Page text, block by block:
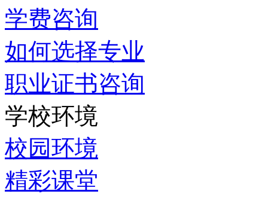
学费咨询
如何选择专业
职业证书咨询
学校环境
校园环境
精彩课堂